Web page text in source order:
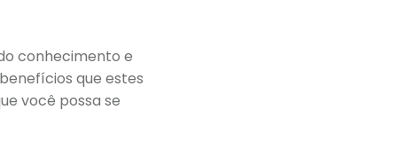
conhecimento e
que estes
você possa se